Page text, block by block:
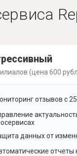
(цена 600
отзывов с
данных от
отчеты